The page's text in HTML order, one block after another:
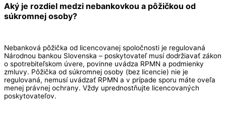
Aký je rozdiel medzi nebankovkou a pôžičkou od
súkromnej osoby?
Nebanková pôžička od licencovanej spoločnosti je regulovaná
Národnou bankou Slovenska – poskytovateľ musí dodržiavať zákon
o spotrebiteľskom úvere, povinne uvádza RPMN a podmienky
zmluvy. Pôžička od súkromnej osoby (bez licencie) nie je
regulovaná, nemusí uvádzať RPMN a v prípade sporu máte oveľa
menej právnej ochrany. Vždy uprednostňujte licencovaných
poskytovateľov.